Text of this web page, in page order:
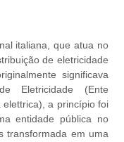
italiana, que atua no
de eletricidade
significava
Eletricidade (Ente
a princípio foi
entidade pública no
transformada em uma